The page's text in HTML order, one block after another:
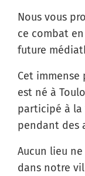
Nous vous
ce combat
future
Cet
est né à
participé à
pendant des
Aucun lieu
dans notre